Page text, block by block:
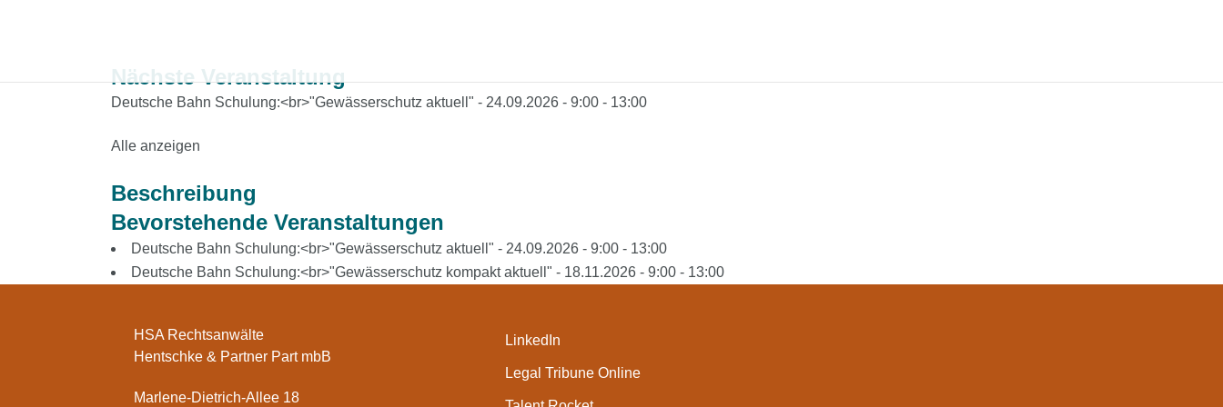
Nächste Veranstaltung
Deutsche Bahn Schulung:<br>"Gewässerschutz aktuell" - 24.09.2026 - 9:00 - 13:00
Alle anzeigen
Beschreibung
Bevorstehende Veranstaltungen
Deutsche Bahn Schulung:<br>"Gewässerschutz aktuell" - 24.09.2026 - 9:00 - 13:00
Deutsche Bahn Schulung:<br>"Gewässerschutz kompakt aktuell" - 18.11.2026 - 9:00 - 13:00
HSA Rechtsanwälte
Hentschke & Partner Part mbB
Marlene-Dietrich-Allee 18
LinkedIn
Legal Tribune Online